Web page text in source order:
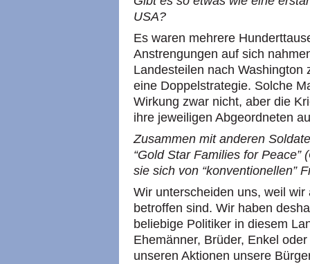
USA?
Es waren mehrere
Anstrengungen auf sich
Landesteilen nach Washington
eine Doppelstrategie. Solche
Wirkung zwar nicht, aber die
ihre jeweiligen Abgeordneten
Zusammen mit anderen
“Gold Star Families for
sie sich von “konventionellen”
Wir unterscheiden uns, weil
betroffen sind. Wir haben
beliebige Politiker in diesem
Ehemänner, Brüder, Enkel
unseren Aktionen unsere